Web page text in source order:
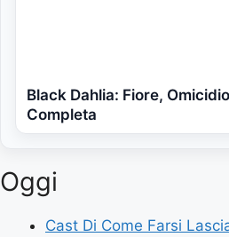
Black Dahlia: Fiore,
Completa
Oggi
Cast Di Come Farsi